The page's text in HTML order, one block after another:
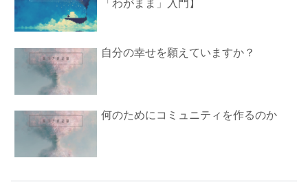
「わがまま」入門】
自分の幸せを願えていますか？
何のためにコミュニティを作るのか